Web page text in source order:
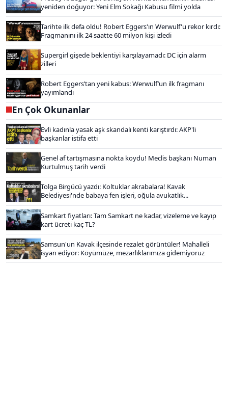
yeniden doğuyor: Yeni Elm Sokağı Kabusu filmi yolda
Tarihte ilk defa oldu! Robert Eggers'ın Werwulf'u rekor kırdı:
Fragmanını ilk 24 saatte 60 milyon kişi izledi
Supergirl gişede beklentiyi karşılayamadı: DC için alarm
zilleri
Robert Eggers’tan yeni kabus: Werwulf’un ilk fragmanı
yayımlandı
En Çok Okunanlar
Evli kadınla yasak aşk skandalı kenti karıştırdı: AKP'li
başkanlar istifa etti
Genel af tartışmasına nokta koydu! Meclis başkanı Numan
Kurtulmuş tarih verdi
Tolga Birgücü yazdı: Koltuklar akrabalara! Kavak
Belediyesi'nde babaya fen işleri, oğula avukatlık...
Samkart fiyatları: Tam Samkart ne kadar, vizeleme ve kayıp
kart ücreti kaç TL?
Samsun'un Kavak ilçesinde rezalet görüntüler! Mahalleli
isyan ediyor: Köyümüze, mezarlıklarımıza gidemiyoruz